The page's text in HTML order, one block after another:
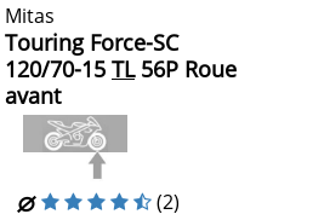
Mitas
Touring Force-SC
120/70-15 TL56P Roue
avant
(2)